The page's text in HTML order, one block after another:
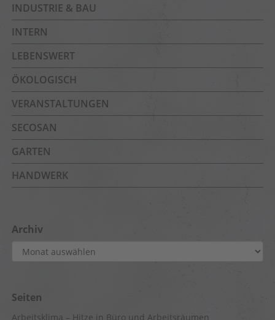
INDUSTRIE & BAU
INTERN
LEBENSWERT
ÖKOLOGISCH
VERANSTALTUNGEN
SECOSAN
GARTEN
HANDWERK
Archiv
Archiv
Seiten
Arbeitsklima – Hitze in Büro und Arbeitsräumen